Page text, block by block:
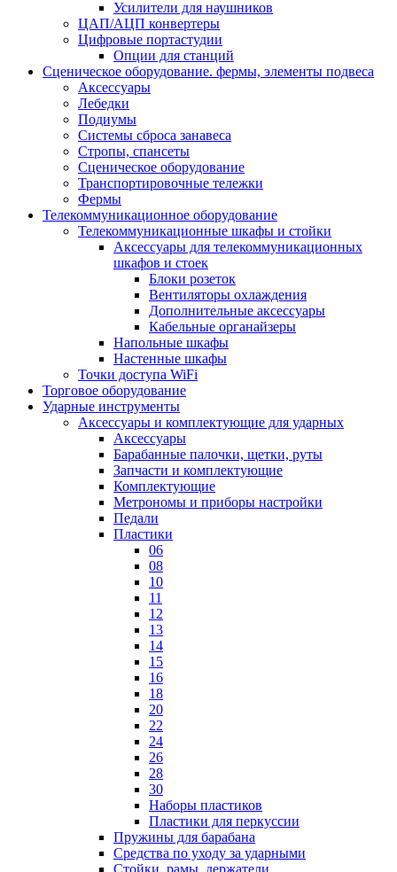
Усилители для наушников
ЦАП/АЦП конвертеры
Цифровые портастудии
Опции для станций
Сценическое оборудование. фермы, элементы подвеса
Аксессуары
Лебедки
Подиумы
Системы сброса занавеса
Стропы, спансеты
Сценическое оборудование
Транспортировочные тележки
Фермы
Телекоммуникационное оборудование
Телекоммуникационные шкафы и стойки
Аксессуары для телекоммуникационных
шкафов и стоек
Блоки розеток
Вентиляторы охлаждения
Дополнительные аксессуары
Кабельные органайзеры
Напольные шкафы
Настенные шкафы
Точки доступа WiFi
Торговое оборудование
Ударные инструменты
Аксессуары и комплектующие для ударных
Аксессуары
Барабанные палочки, щетки, руты
Запчасти и комплектующие
Комплектующие
Метрономы и приборы настройки
Педали
Пластики
06
08
10
11
12
13
14
15
16
18
20
22
24
26
28
30
Наборы пластиков
Пластики для перкуссии
Пружины для барабана
Средства по уходу за ударными
Стойки, рамы, держатели